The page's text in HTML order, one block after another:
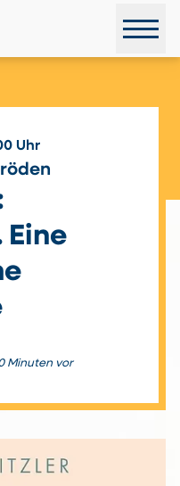
Uhr
Eine
Minuten vor